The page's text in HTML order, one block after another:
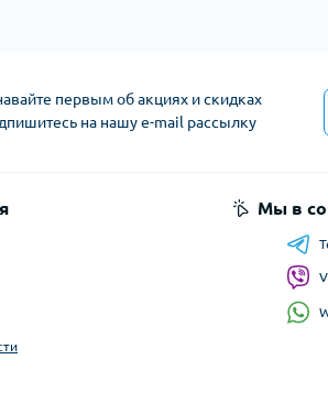
первым об акциях и скидках
на нашу e-mail рассылку
Мы в